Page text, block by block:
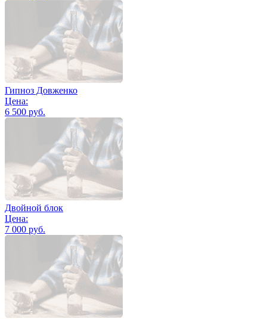
Гипноз Довженко
Цена:
6 500 руб.
Двойной блок
Цена:
7 000 руб.